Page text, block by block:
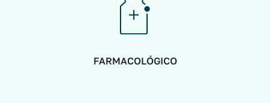
FARMACOLÓGICO